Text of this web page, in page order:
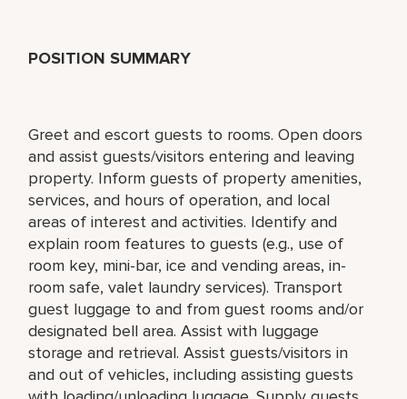
POSITION SUMMARY
Greet and escort guests to rooms. Open doors
and assist guests/visitors entering and leaving
property. Inform guests of property amenities,
services, and hours of operation, and local
areas of interest and activities. Identify and
explain room features to guests (e.g., use of
room key, mini-bar, ice and vending areas, in-
room safe, valet laundry services). Transport
guest luggage to and from guest rooms and/or
designated bell area. Assist with luggage
storage and retrieval. Assist guests/visitors in
and out of vehicles, including assisting guests